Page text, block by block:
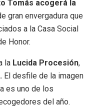
Tomás acogerá la
gran envergadura que
a la Casa Social
Honor.
la Lucida Procesión,
El desfile de la imagen
es uno de los
del año.